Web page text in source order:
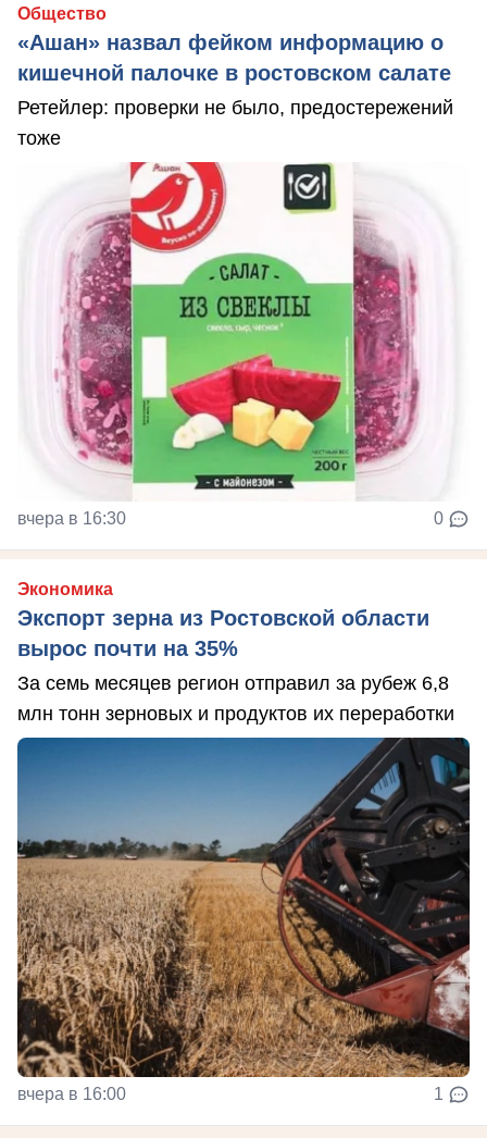
Общество
«Ашан» назвал фейком информацию о
кишечной палочке в ростовском салате
Ретейлер: проверки не было, предостережений
тоже
вчера в 16:30 0
Экономика
Экспорт зерна из Ростовской области
вырос почти на 35%
За семь месяцев регион отправил за рубеж 6,8
млн тонн зерновых и продуктов их переработки
вчера в 16:00 1